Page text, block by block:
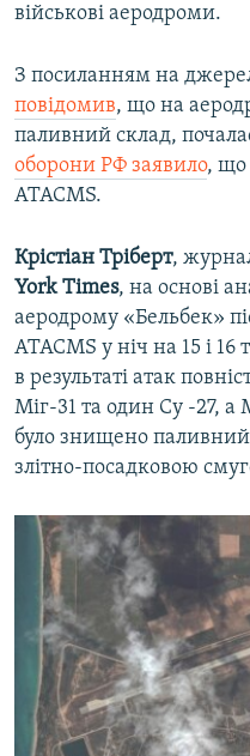
військові аеродроми.
З посиланням на
повідомив, що на
паливний склад,
оборони РФ заявило, що
ATACMS.
Крістіан Тріберт,
York Times, на основі
аеродрому «Бельбек»
ATACMS у ніч на 15 і
в результаті атак
Міг-31 та один Су -27,
було знищено
злітно-посадковою